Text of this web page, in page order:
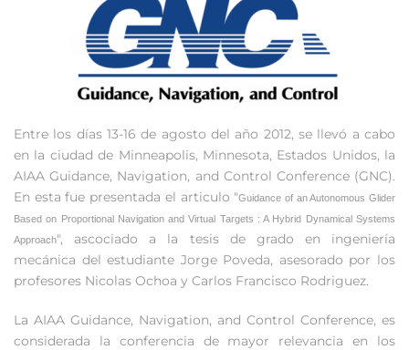
Entre los días 13-16 de agosto del año 2012, se llevó a cabo
en la ciudad de Minneapolis, Minnesota, Estados Unidos, la
AIAA Guidance, Navigation, and Control Conference (GNC).
En esta fue presentada el articulo "Guidance of an Autonomous Glider
Based on Proportional Navigation and Virtual Targets : A Hybrid Dynamical Systems
Approach", ascociado a la tesis de grado en ingeniería
mecánica del estudiante Jorge Poveda, asesorado por los
profesores Nicolas Ochoa y Carlos Francisco Rodriguez.
La AIAA Guidance, Navigation, and Control Conference, es
considerada la conferencia de mayor relevancia en los